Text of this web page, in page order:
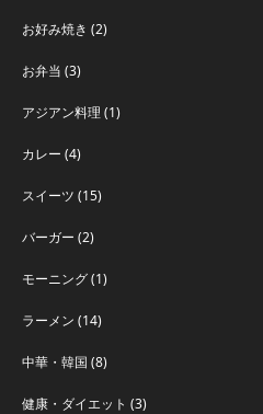
お好み焼き (2)
お弁当 (3)
アジアン料理 (1)
カレー (4)
スイーツ (15)
バーガー (2)
モーニング(1)
ラーメン (14)
中華・韓国 (8)
健康・ダイエット (3)